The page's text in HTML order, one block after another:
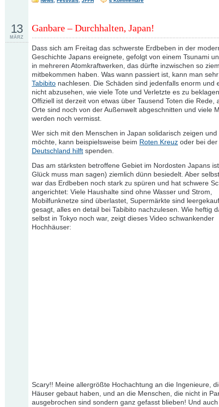
Ganbare – Durchhalten, Japan!
13
MÄRZ
Dass sich am Freitag das schwerste Erdbeben in der
Geschichte Japans ereignete, gefolgt von einem Tsunami
in mehreren Atomkraftwerken, das dürfte inzwischen so
mitbekommen haben. Was wann passiert ist, kann man
Tabibito nachlesen. Die Schäden sind jedenfalls enorm und
nicht abzusehen, wie viele Tote und Verletzte es zu
Offiziell ist derzeit von etwas über Tausend Toten die Rede,
Orte sind noch von der Außenwelt abgeschnitten und viele
werden noch vermisst.
Wer sich mit den Menschen in Japan solidarisch zeigen und
möchte, kann beispielsweise beim Roten Kreuz oder bei der
Deutschland hilft spenden.
Das am stärksten betroffene Gebiet im Nordosten Japans
Glück muss man sagen) ziemlich dünn besiedelt. Aber
war das Erdbeben noch stark zu spüren und hat schwere
angerichtet: Viele Haushalte sind ohne Wasser und Strom,
Mobilfunknetze sind überlastet, Supermärkte sind
gesagt, alles en detail bei Tabibito nachzulesen. Wie heftig
selbst in Tokyo noch war, zeigt dieses Video schwankender
Hochhäuser:
Scary!! Meine allergrößte Hochachtung an die Ingenieure,
Häuser gebaut haben, und an die Menschen, die nicht in
ausgebrochen sind sondern ganz gefasst blieben! Und